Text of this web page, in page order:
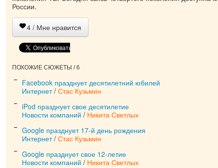
России.
4 / Мне нравится
ПОХОЖИЕ СЮЖЕТЫ / 6
Facebook празднует десятилетний юбилей
Интернет/ Стас Кузьмин
iPod празднует свое десятилетие
Новости компаний / Никита Светлых
Google празднует 17-й день рождения
Интернет/ Стас Кузьмин
Google празднует свое 12-летие
Новости компаний / Никита Светлых